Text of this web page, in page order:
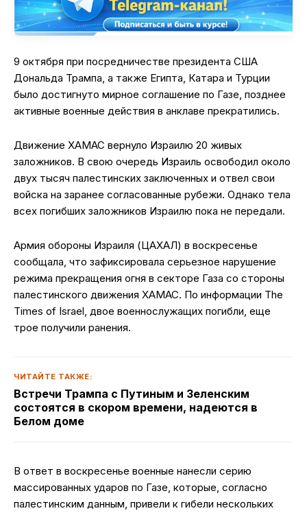
9 октября при посредничестве президента США
Дональда Трампа, а также Египта, Катара и Турции
было достигнуто мирное соглашение по Газе, позднее
активные военные действия в анклаве прекратились.
Движение ХАМАС вернуло Израилю 20 живых
заложников. В свою очередь Израиль освободил около
двух тысяч палестинских заключенных и отвел свои
войска на заранее согласованные рубежи. Однако тела
всех погибших заложников Израилю пока не передали.
Армия обороны Израиля (ЦАХАЛ) в воскресенье
сообщала, что зафиксировала серьезное нарушение
режима прекращения огня в секторе Газа со стороны
палестинского движения ХАМАС. По информации The
Times of Israel, двое военнослужащих погибли, еще
трое получили ранения.
ЧИТАЙТЕ ТАКЖЕ:
Встречи Трампа с Путиным и Зеленским
состоятся в скором времени, надеются в
Белом доме
В ответ в воскресенье военные нанесли серию
массированных ударов по Газе, которые, согласно
палестинским данным, привели к гибели нескольких